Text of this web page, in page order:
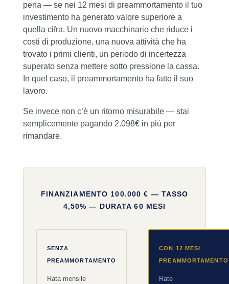
pena — se nei 12 mesi di preammortamento il tuo
investimento ha generato valore superiore a
quella cifra. Un nuovo macchinario che riduce i
costi di produzione, una nuova attività che ha
trovato i primi clienti, un periodo di incertezza
superato senza mettere sotto pressione la cassa.
In quel caso, il preammortamento ha fatto il suo
lavoro.
Se invece non c’è un ritorno misurabile — stai
semplicemente pagando 2.098€ in più per
rimandare.
FINANZIAMENTO 100.000 € — TASSO
4,50% — DURATA 60 MESI
SENZA
PREAMMORTAMENTO
Rata mensile
CON 12 MESI
PREAMMORTAMENTO
Rate